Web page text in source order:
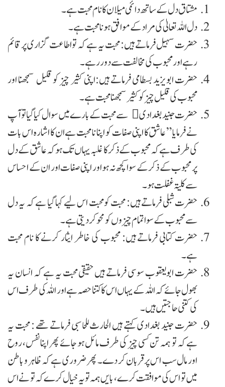
مشتاق دل کے ساتھ دائمی میلان کا نام محبت ہے۔
دل اللہ تعالیٰ کی مراد کے موافق ہونا محبت ہے۔
حضرت سہیل فرماتے ہیں : محبت یہ ہے کہ تو اطاعت گزاری پر قائم
رہے اور محبوب کی مخالفت سے دور رہے۔
حضرت ابویزید بسطامی فرماتے ہیں:اپنی کثیر چیز کو قلیل سمجھنا اور
محبوب کی قلیل چیز کو کثیر سمجھنا محبت ہے۔
حضرت جنید بغدادی ﷫ سے محبت کے بارے میں سوال کیا گیا تو آپ
نے فرمایا ” عاشق کا اپنی صفات کو اپنا نا محبت ہے ان کا اشارہ اس بات
کی طرف ہے کہ محبوب کے ذکر کا غلبہ یہاں تک ہو کہ عاشق کے دل
پر محبوب کے ذکر کے سوا کچھ نہ ہو اور اپنی صفات اور ان کے احساس
سے کلیۃ غفلت ہو۔
حضرت شبلی فرماتے ہیں: محبت کومحبت اس لیے کہا گیا ہے کہ یہ دل
سے محبوب کے سوا تمام چیزوں کومحو کر دیتی ہے۔
حضرت کتابی فرماتے ہیں: محبوب کی خاطر ایثار کرنے کا نام محبت
ہے۔
حضرت ابویعقوب سوسی فرماتے ہیں حقیقی محبت یہ ہے کہ انسان یہ
بھول جائے کہ اللہ کے یہاں اس کا کتنا حصہ ہے اور اللہ کی طرف اس
کی کتنی حاجتیں ہیں۔
حضرت جنید بغدادی کہتے ہیں الحارث للحاسبی فرماتے تھے : محبت یہ
ہے کہ تو ہمہ تن کسی چیز کی طرف مائل ہو جائے پھر اپنانفس، روح
اور مال سب اس پر قربان کر دے۔ پھر ضروری ہے کہ ظاہر و باطن
میں تو اس کی موافقت کرے، بایں ہمہ تو یہ خیال کرے کہ تو نے اس